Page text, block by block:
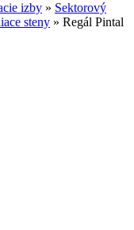
izby » Sektorový
steny » Regál Pintal